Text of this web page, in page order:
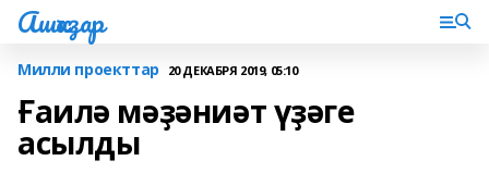
Ашҡаҙар
Милли проекттар 20 ДЕКАБРЯ 2019, 05:10
Ғаилә мәҙәниәт үҙәге
асылды